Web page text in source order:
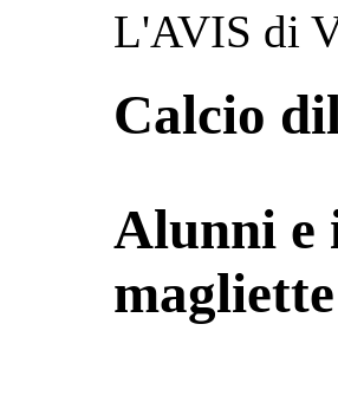
L'AVIS di
Calcio
Alunni e